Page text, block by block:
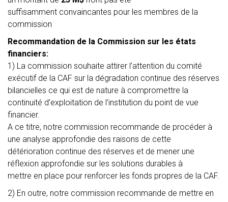
suffisamment convaincantes pour les membres de la
commission
Recommandation de la Commission sur les états
financiers:
1) La commission souhaite attirer l’attention du comité
exécutif de la CAF sur la dégradation continue des réserves
bilancielles ce qui est de nature à compromettre la
continuité d’exploitation de l’institution du point de vue
financier.
A ce titre, notre commission recommande de procéder à
une analyse approfondie des raisons de cette
détérioration continue des réserves et de mener une
réflexion approfondie sur les solutions durables à
mettre en place pour renforcer les fonds propres de la CAF.
2) En outre, notre commission recommande de mettre en